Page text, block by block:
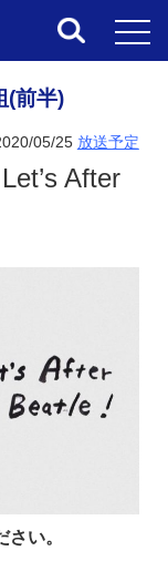
(前半)
05/25 放送予定
Let’s After
い。